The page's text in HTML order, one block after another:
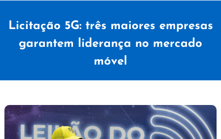
Licitação 5G: três maiores empresas
garantem liderança no mercado
móvel